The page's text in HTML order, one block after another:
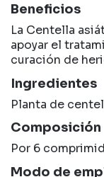
Beneficios
La Centella
apoyar el
curación de
Ingredientes
Planta de
Por 6
Modo de